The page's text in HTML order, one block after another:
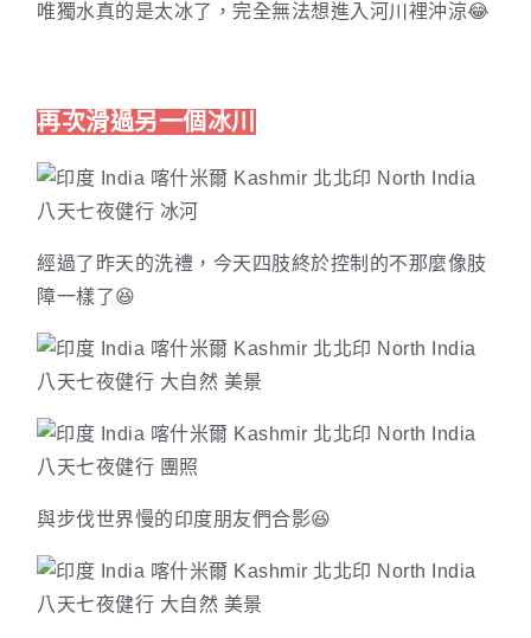
唯獨水真的是太冰了，完全無法想進入河川裡沖涼😂
再次滑過另一個冰川
經過了昨天的洗禮，今天四肢終於控制的不那麼像肢
障一樣了😆
與步伐世界慢的印度朋友們合影😆